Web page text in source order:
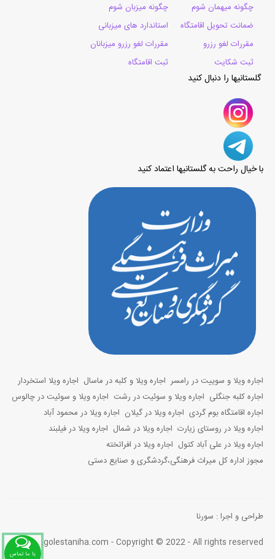
با ما تماس
چگونه میهمان شوم
ضمانت تحویل اقامتگاه
مقررات لغو رزرو
ثبت شکایت
چگونه میزبان شوم
استاندارد های میزبانی
مقررات لغو رزرو میزبانان
ثبت اقامتگاه
گلستانیها را دنبال کنید
با خیال راحت به گلستانیها اعتماد کنید
اجاره ویلا و سوییت در رامسر اجاره ویلا و کلبه در ماسال اجاره ویلا استخردار
اجاره کلبه جنگلی اجاره ویلا و سوئیت در رشت اجاره ویلا و سوئیت در چالوس
اجاره اقامتگاه بوم گردی اجاره ویلا در گیلان اجاره ویلا در محمود آباد
اجاره ویلا در روستای زیارت اجاره ویلا در شمال اجاره ویلا در فیلبند
اجاره ویلا در علی آباد کتول اجاره ویلا در افراتخته
مجوز اداره کل میراث فرهنگی،گردشگری و صنایع دستی
طراحی و اجرا : سورنا
golestaniha.com - Copyright © 2022 - All rights reserved.